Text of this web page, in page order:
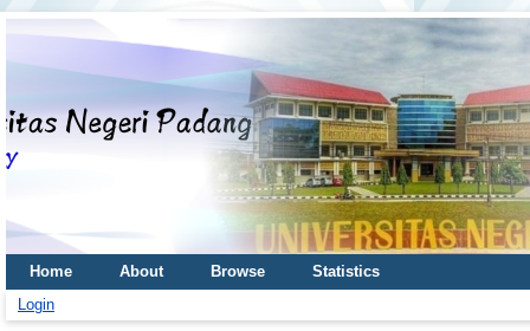
Home About Browse
Statistics
Login